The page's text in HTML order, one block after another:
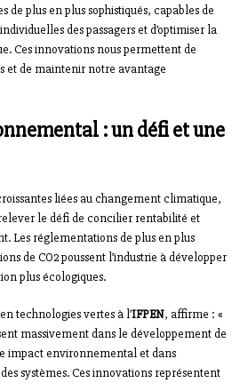
de plus en plus sophistiqués, capables de
des passagers et d’optimiser la
Ces innovations nous permettent de
et de maintenir notre avantage
: un défi et une
liées au changement climatique,
le défi de concilier rentabilité et
Les réglementations de plus en plus
de CO2 poussent l’industrie à développer
plus écologiques.
technologies vertes à l’IFPEN, affirme : «
massivement dans le développement de
impact environnemental et dans
systèmes. Ces innovations représentent